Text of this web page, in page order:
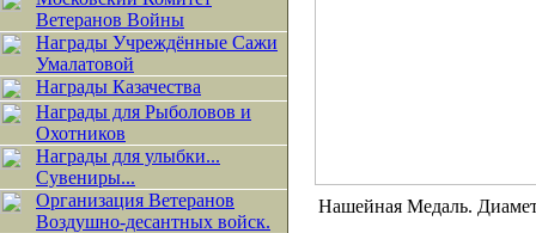
Ветеранов Войны
Награды Учреждённые Сажи
Умалатовой
Награды Казачества
Награды для Рыболовов и
Охотников
Награды для улыбки...
Сувениры...
Организация Ветеранов
Воздушно-десантных войск.
Нашейная Медаль.